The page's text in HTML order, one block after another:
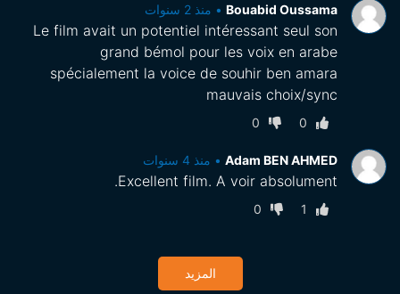
Bouabid Oussama
• منذ 2 سنوات
Le film avait un potentiel intéressant seul son
grand bémol pour les voix en arabe
spécialement la voice de souhir ben amara
mauvais choix/sync
0
0
Adam BEN AHMED
• منذ 4 سنوات
Excellent film. A voir absolument.
1
0
المزيد